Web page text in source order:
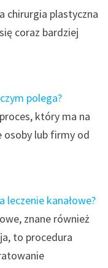
chirurgia plastyczna
coraz bardziej
polega?
który ma na
osoby lub firmy od
leczenie kanałowe?
znane również
to procedura